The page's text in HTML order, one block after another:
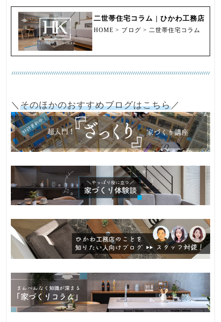
二世帯住宅コラム | ひかわ工務店
HOME > ブログ > 二世帯住宅コラム
＼そのほかのおすすめブログはこちら／